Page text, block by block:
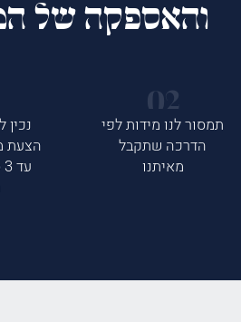
והאספקה של
תמסור לנו מידות לפי
הדרכה שתקבל
מאיתנו
הצעת